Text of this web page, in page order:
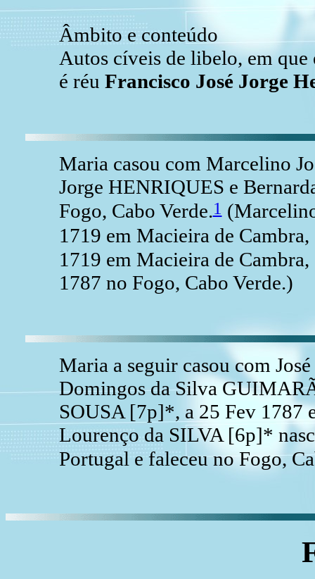
Âmbito e conteúdo
Autos cíveis de libelo, em
é réu Francisco José Jorge
Maria casou com Marcelino
Jorge HENRIQUES e
Fogo, Cabo Verde.1(Marcelino
1719 em Macieira de
1719 em Macieira de
1787 no Fogo, Cabo Verde.)
Maria a seguir casou com
Domingos da Silva
SOUSA [7p]*, a 25 Fev 1787
Lourenço da SILVA [6p]*
Portugal e faleceu no Fogo,